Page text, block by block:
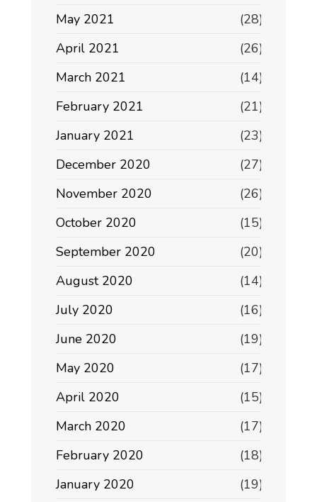
May 2021
(28)
April 2021
(26)
March 2021
(14)
February 2021
(21)
January 2021
(23)
December 2020
(27)
November 2020
(26)
October 2020
(15)
September 2020
(20)
August 2020
(14)
July 2020
(16)
June 2020
(19)
May 2020
(17)
April 2020
(15)
March 2020
(17)
February 2020
(18)
January 2020
(19)